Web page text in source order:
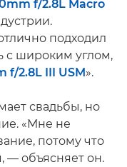
f/2.8L Macro
подходил
с широким углом,
f/2.8L III USM».
свадьбы, но
«Мне не
потому что
— объясняет он.